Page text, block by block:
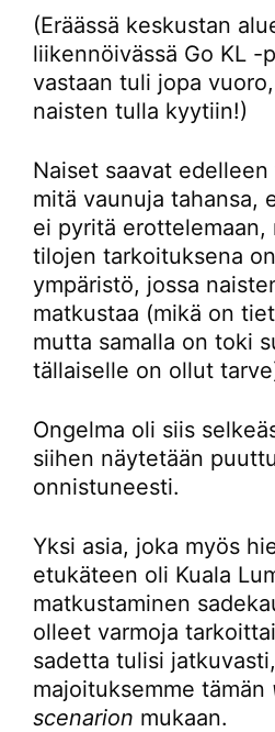
(Eräässä keskustan
liikennöivässä Go KL -
vastaan tuli jopa
naisten tulla kyytiin!)
Naiset saavat
mitä vaunuja tahansa,
ei pyritä erottelemaan,
tilojen tarkoituksena
ympäristö, jossa
matkustaa (mikä on
mutta samalla on toki
tällaiselle on ollut
Ongelma oli siis
siihen näytetään
onnistuneesti.
Yksi asia, joka myös
etukäteen oli Kuala
matkustaminen
olleet varmoja
sadetta tulisi
majoituksemme tämän
scenarion mukaan.